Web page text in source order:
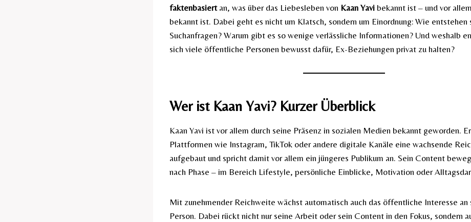
faktenbasiertan, was über das Liebesleben von Kaan Yavi bekannt ist – und vor
bekannt ist. Dabei geht es nicht um Klatsch, sondern um Einordnung: Wie entstehen
Suchanfragen? Warum gibt es so wenige verlässliche Informationen? Und weshalb
sich viele öffentliche Personen bewusst dafür, Ex-Beziehungen privat zu halten?
Wer ist Kaan Yavi? Kurzer Überblick
Kaan Yavi ist vor allem durch seine Präsenz in sozialen Medien bekannt geworden.
Plattformen wie Instagram, TikTok oder andere digitale Kanäle eine wachsende
aufgebaut und spricht damit vor allem ein jüngeres Publikum an. Sein Content
nach Phase – im Bereich Lifestyle, persönliche Einblicke, Motivation oder
Mit zunehmender Reichweite wächst automatisch auch das öffentliche Interesse an
Person. Dabei rückt nicht nur seine Arbeit oder sein Content in den Fokus, sondern